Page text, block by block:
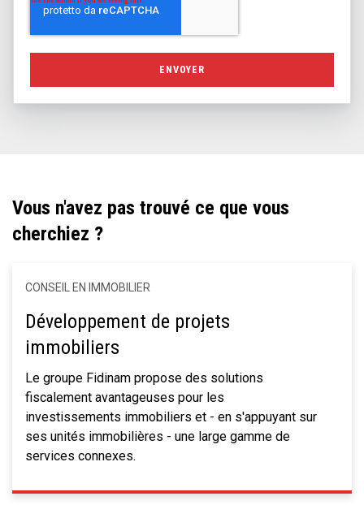
Vous n'avez pas trouvé ce que vous
cherchiez ?
CONSEIL EN IMMOBILIER
Développement de projets
immobiliers
Le groupe Fidinam propose des solutions
fiscalement avantageuses pour les
investissements immobiliers et - en s'appuyant sur
ses unités immobilières - une large gamme de
services connexes.